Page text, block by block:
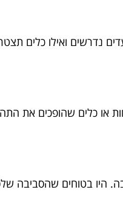
נדרשים ואילו כלים
או כלים שהופכים את
היו בטוחים שהסביבה